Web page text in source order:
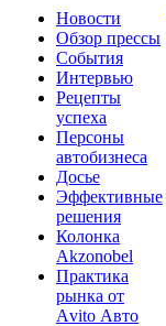
Новости
Обзор прессы
События
Интервью
Рецепты
успеха
Персоны
автобизнеса
Досье
Эффективные
решения
Колонка
Akzonobel
Практика
рынка от
Аvito Авто